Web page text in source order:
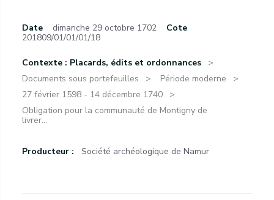
Date dimanche 29 octobre 1702
Cote
201809/01/01/01/18
Contexte : Placards, édits et ordonnances
Documents sous portefeuilles
Période moderne
27 février 1598 - 14 décembre 1740
Obligation pour la communauté de Montigny de
livrer...
Producteur : Société archéologique de Namur